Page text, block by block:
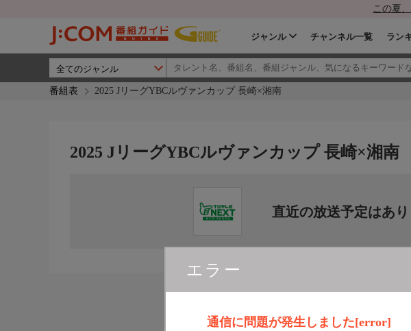
この夏
ジャンル チャンネル一覧 ラン
番組表 2025 JリーグYBCルヴァンカップ 長崎×湘南
エラー
通信に問題が発生しました[error]
2025 JリーグYBCルヴァンカップ 長崎×湘南
直近の放送予定はあ